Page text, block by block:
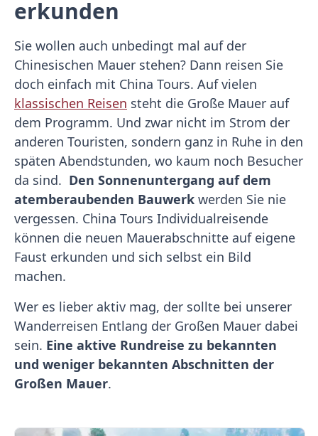
erkunden
Sie wollen auch unbedingt mal auf der
Chinesischen Mauer stehen? Dann reisen Sie
doch einfach mit China Tours. Auf vielen
klassischen Reisen steht die Große Mauer auf
dem Programm. Und zwar nicht im Strom der
anderen Touristen, sondern ganz in Ruhe in den
späten Abendstunden, wo kaum noch Besucher
da sind. Den Sonnenuntergang auf dem
atemberaubenden Bauwerk werden Sie nie
vergessen. China Tours Individualreisende
können die neuen Mauerabschnitte auf eigene
Faust erkunden und sich selbst ein Bild
machen.
Wer es lieber aktiv mag, der sollte bei unserer
Wanderreisen Entlang der Großen Mauer dabei
sein. Eine aktive Rundreise zu bekannten
und weniger bekannten Abschnitten der
Großen Mauer.